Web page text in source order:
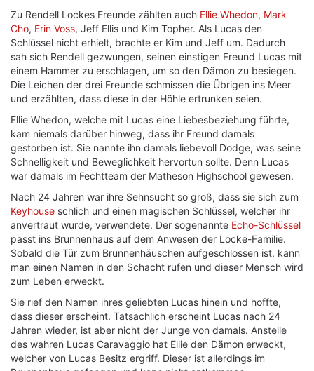
Zu Rendell Lockes Freunde zählten auch Ellie Whedon, Mark
Cho, Erin Voss, Jeff Ellis und Kim Topher. Als Lucas den
Schlüssel nicht erhielt, brachte er Kim und Jeff um. Dadurch
sah sich Rendell gezwungen, seinen einstigen Freund Lucas mit
einem Hammer zu erschlagen, um so den Dämon zu besiegen.
Die Leichen der drei Freunde schmissen die Übrigen ins Meer
und erzählten, dass diese in der Höhle ertrunken seien.
Ellie Whedon, welche mit Lucas eine Liebesbeziehung führte,
kam niemals darüber hinweg, dass ihr Freund damals
gestorben ist. Sie nannte ihn damals liebevoll Dodge, was seine
Schnelligkeit und Beweglichkeit hervortun sollte. Denn Lucas
war damals im Fechtteam der Matheson Highschool gewesen.
Nach 24 Jahren war ihre Sehnsucht so groß, dass sie sich zum
Keyhouse schlich und einen magischen Schlüssel, welcher ihr
anvertraut wurde, verwendete. Der sogenannte Echo-Schlüssel
passt ins Brunnenhaus auf dem Anwesen der Locke-Familie.
Sobald die Tür zum Brunnenhäuschen aufgeschlossen ist, kann
man einen Namen in den Schacht rufen und dieser Mensch wird
zum Leben erweckt.
Sie rief den Namen ihres geliebten Lucas hinein und hoffte,
dass dieser erscheint. Tatsächlich erscheint Lucas nach 24
Jahren wieder, ist aber nicht der Junge von damals. Anstelle
des wahren Lucas Caravaggio hat Ellie den Dämon erweckt,
welcher von Lucas Besitz ergriff. Dieser ist allerdings im